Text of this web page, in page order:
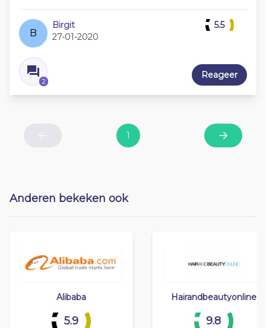
B
Birgit
27-01-2020
2
5.5
Reageer
1 Next
Anderen bekeken ook
Alibaba
5.9
Hairandbeautyonline
9.8